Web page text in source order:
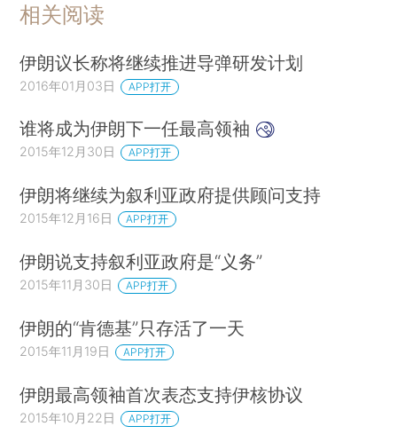
相关阅读
伊朗议长称将继续推进导弹研发计划
2016年01月03日 APP打开
谁将成为伊朗下一任最高领袖
2015年12月30日 APP打开
伊朗将继续为叙利亚政府提供顾问支持
2015年12月16日 APP打开
伊朗说支持叙利亚政府是“义务”
2015年11月30日 APP打开
伊朗的“肯德基”只存活了一天
2015年11月19日 APP打开
伊朗最高领袖首次表态支持伊核协议
2015年10月22日 APP打开